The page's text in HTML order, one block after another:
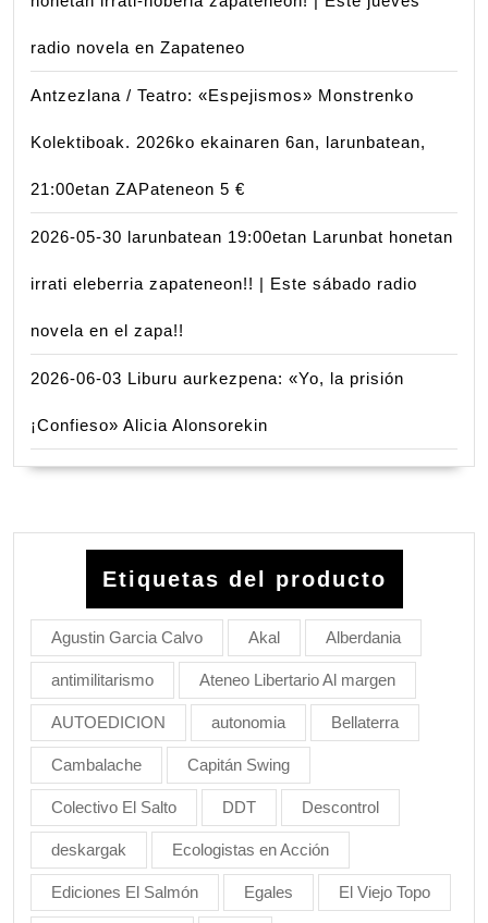
radio novela en Zapateneo
Antzezlana / Teatro: «Espejismos» Monstrenko
Kolektiboak. 2026ko ekainaren 6an, larunbatean,
21:00etan ZAPateneon 5 €
2026-05-30 larunbatean 19:00etan Larunbat honetan
irrati eleberria zapateneon!! | Este sábado radio
novela en el zapa!!
2026-06-03 Liburu aurkezpena: «Yo, la prisión
¡Confieso» Alicia Alonsorekin
Etiquetas del producto
Agustin Garcia Calvo Akal Alberdania
antimilitarismo Ateneo Libertario Al margen
AUTOEDICION autonomia Bellaterra
Cambalache Capitán Swing
Colectivo El Salto DDT Descontrol
deskargak Ecologistas en Acción
Ediciones El Salmón Egales El Viejo Topo